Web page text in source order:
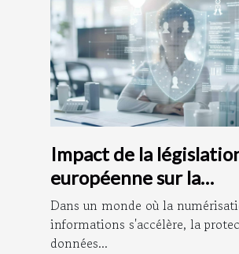
Impact de la
européenne sur la
confidentialité des
personnelles
Dans un monde où la
informations s'accélère, la
données...